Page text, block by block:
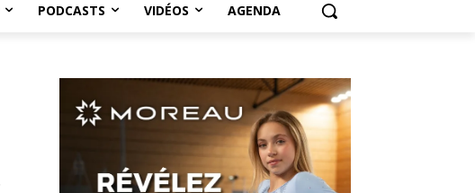
PODCASTS VIDÉOS AGENDA